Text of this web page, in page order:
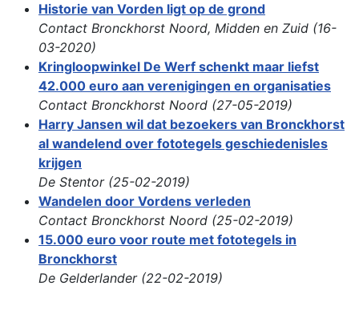
Historie van Vorden ligt op de grond
Contact Bronckhorst Noord, Midden en Zuid (16-
03-2020)
Kringloopwinkel De Werf schenkt maar liefst
42.000 euro aan verenigingen en organisaties
Contact Bronckhorst Noord (27-05-2019)
Harry Jansen wil dat bezoekers van Bronckhorst
al wandelend over fototegels geschiedenisles
krijgen
De Stentor (25-02-2019)
Wandelen door Vordens verleden
Contact Bronckhorst Noord (25-02-2019)
15.000 euro voor route met fototegels in
Bronckhorst
De Gelderlander (22-02-2019)